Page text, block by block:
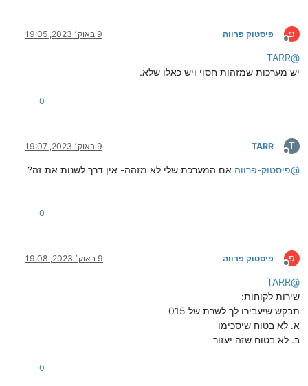
פ
מנותק
פיסטוק פרווה 9 באוק׳ 2023, 19:05
@
TARR
יש מערכות שמזהות חסוי ויש כאלו שלא.
0
T
מנותק
TARR 9 באוק׳ 2023, 19:07
@פיסטוק-פרווה אם המערכת שלי לא מזהה- אין דרך לשנות את זה?
0
פ
מנותק
פיסטוק פרווה 9 באוק׳ 2023, 19:08
@
TARR
שירות לקוחות:
תבקש שיעבירו לך לשרת של 015
א. לא בטוח שיסכימו
ב. לא בטוח שזה יעזור
0